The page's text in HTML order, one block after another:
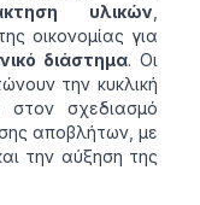
υλικών
οικονομίας για
διάστημα. Οι
την κυκλική
στον σχεδιασμό
αποβλήτων, με
την αύξηση της